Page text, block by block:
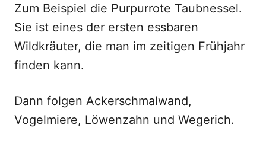
Zum Beispiel die Purpurrote Taubnessel.
Sie ist eines der ersten essbaren
Wildkräuter, die man im zeitigen Frühjahr
finden kann.
Dann folgen Ackerschmalwand,
Vogelmiere, Löwenzahn und Wegerich.